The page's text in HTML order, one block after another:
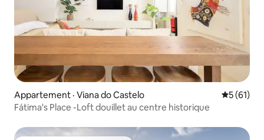
Appartement · Viana do Castelo Note
5 (61)
Fátima's Place -Loft douillet au centre historique